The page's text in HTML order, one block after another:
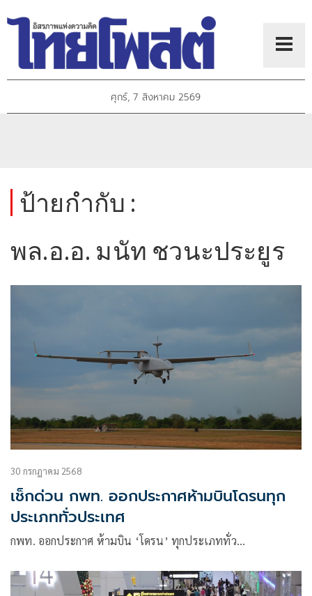
ศุกร์, 7 สิงหาคม 2569
ป้ายกำกับ :
พล.อ.อ. มนัท ชวนะประยูร
30 กรกฎาคม 2568
เช็กด่วน กพท. ออกประกาศห้ามบินโดรนทุก
ประเภททั่วประเทศ
กพท. ออกประกาศ ห้ามบิน ‘โดรน’ ทุกประเภททั่ว…